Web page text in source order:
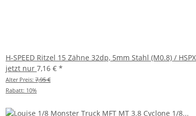
H-SPEED Ritzel 15 Zähne 32dp, 5mm Stahl (M0.8) /
jetzt nur 7,16 € *
Alter Preis: 7,95 €
Rabatt: 10%